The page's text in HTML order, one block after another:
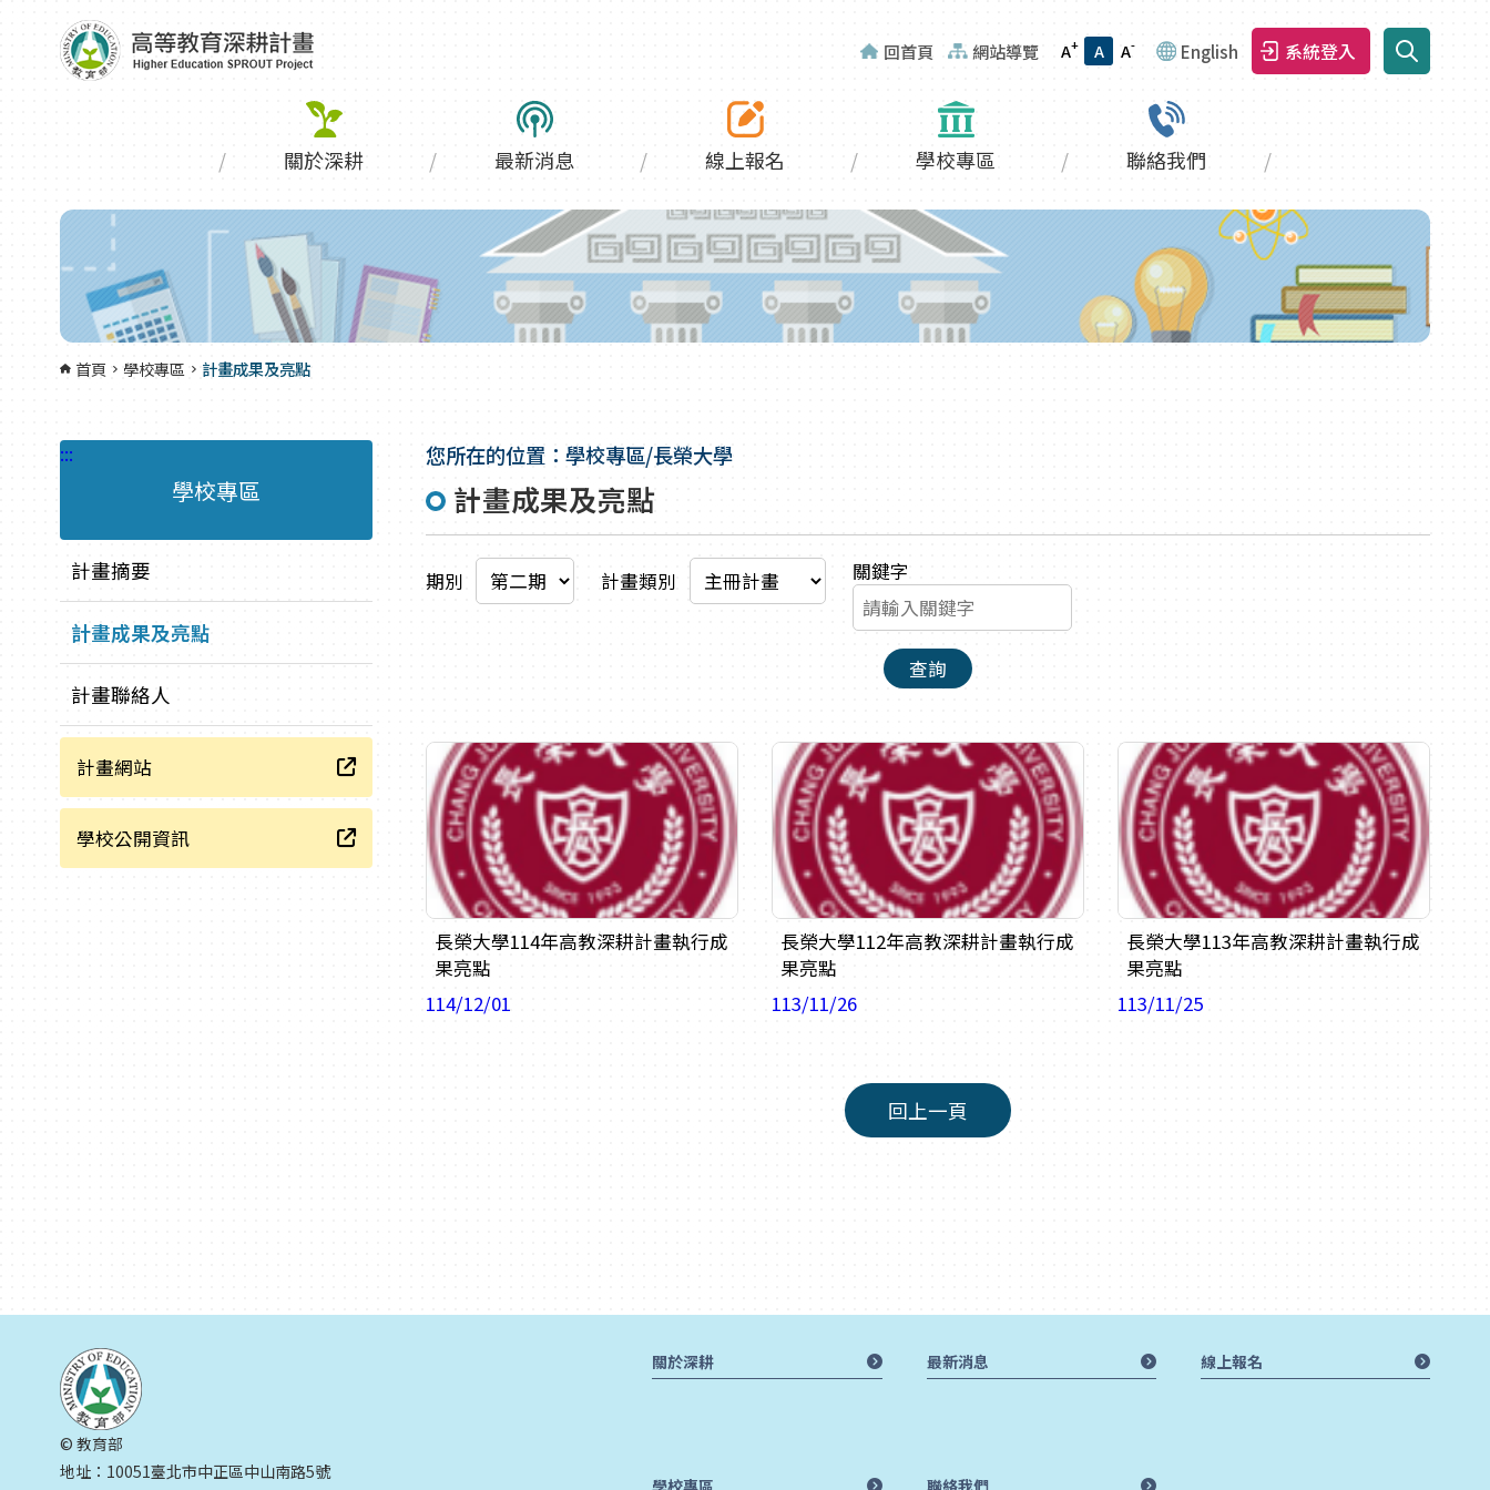
回首頁 網站導覽 A+ A A- English 系統登入
關於深耕 最新消息 線上報名 學校專區 聯絡我們
首頁 學校專區 計畫成果及亮點
:::
學校專區
計畫摘要
計畫成果及亮點
計畫聯絡人
計畫網站
學校公開資訊
您所在的位置：學校專區/長榮大學
計畫成果及亮點
期別 計畫類別 關鍵字
查詢
長榮大學114年高教深耕計畫執行成
果亮點
114/12/01
長榮大學112年高教深耕計畫執行成
果亮點
113/11/26
長榮大學113年高教深耕計畫執行成
果亮點
113/11/25
回上一頁
© 教育部
地址：10051臺北市中正區中山南路5號
關於深耕 最新消息 線上報名
學校專區 聯絡我們